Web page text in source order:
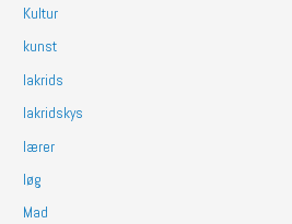
Kultur
kunst
lakrids
lakridskys
lærer
løg
Mad